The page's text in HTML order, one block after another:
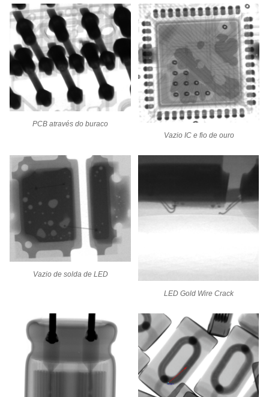
PCB através do buraco
Vazio IC e fio de ouro
Vazio de solda de LED
LED Gold Wire Crack